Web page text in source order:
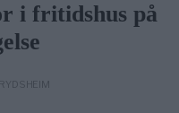
i fritidshus på